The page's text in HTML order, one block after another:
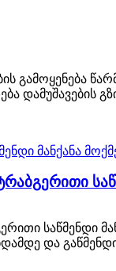
გამოყენება
საწმენდი
და